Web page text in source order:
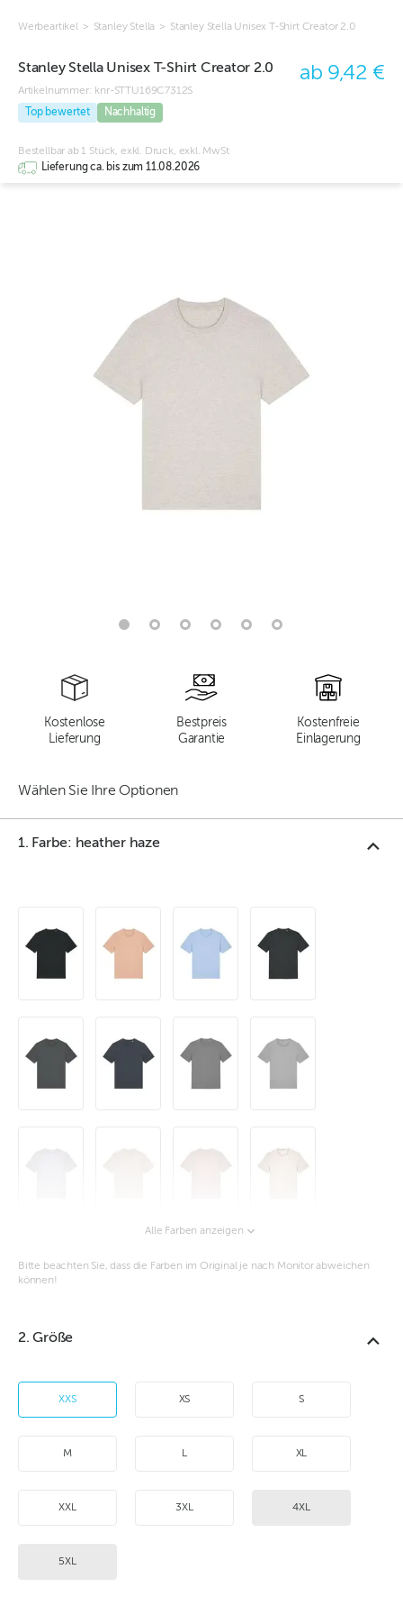
Werbeartikel > Stanley Stella > Stanley Stella Unisex T-Shirt Creator 2.0
Stanley Stella Unisex T-Shirt Creator 2.0
Artikelnummer: knr-STTU169C7312S
Top bewertet
Nachhaltig
ab 9,42 €
Bestellbar ab 1 Stück, exkl. Druck, exkl. MwSt
Lieferung ca. bis zum 11.08.2026
Kostenlose
Lieferung
Bestpreis
Garantie
Kostenfreie
Einlagerung
Wählen Sie Ihre Optionen
1. Farbe: heather haze
Alle Farben anzeigen
Bitte beachten Sie, dass die Farben im Original je nach Monitor abweichen
können!
2. Größe
XXS XS S
M L XL
XXL 3XL 4XL
5XL